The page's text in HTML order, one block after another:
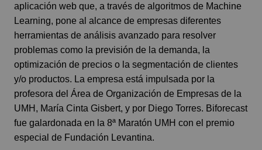
aplicación web que, a través de algoritmos de Machine
Learning, pone al alcance de empresas diferentes
herramientas de análisis avanzado para resolver
problemas como la previsión de la demanda, la
optimización de precios o la segmentación de clientes
y/o productos. La empresa está impulsada por la
profesora del Área de Organización de Empresas de la
UMH, María Cinta Gisbert, y por Diego Torres. Biforecast
fue galardonada en la 8ª Maratón UMH con el premio
especial de Fundación Levantina.